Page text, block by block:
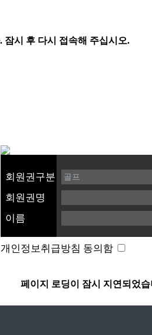
회원권구분
회원권명
이름
개인정보취급방침 동의함